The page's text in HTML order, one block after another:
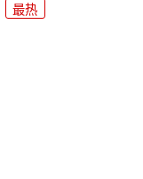
最热